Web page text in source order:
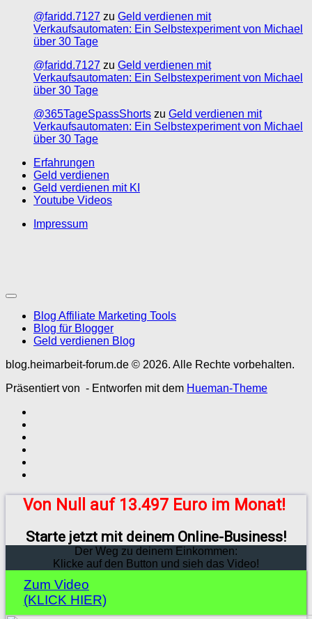
@faridd.7127 zu Geld verdienen mit
Verkaufsautomaten: Ein Selbstexperiment von Michael
über 30 Tage
@faridd.7127 zu Geld verdienen mit
Verkaufsautomaten: Ein Selbstexperiment von Michael
über 30 Tage
@365TageSpassShorts zu Geld verdienen mit
Verkaufsautomaten: Ein Selbstexperiment von Michael
über 30 Tage
Erfahrungen
Geld verdienen
Geld verdienen mit KI
Youtube Videos
Impressum
Blog Affiliate Marketing Tools
Blog für Blogger
Geld verdienen Blog
blog.heimarbeit-forum.de © 2026. Alle Rechte vorbehalten.
Präsentiert von - Entworfen mit dem Hueman-Theme
Von Null auf 13.497 Euro im Monat!
Starte jetzt mit deinem Online-Business!
Der Weg zu deinem Einkommen:
Klicke auf den Button und sieh das Video!
Zum Video
(KLICK HIER)